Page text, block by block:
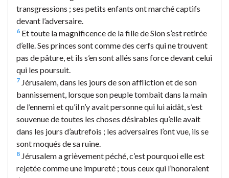
transgressions ; ses petits enfants ont marché captifs
devant l’adversaire.
6 Et toute la magnificence de la fille de Sion s’est retirée
d’elle. Ses princes sont comme des cerfs qui ne trouvent
pas de pâture, et ils s’en sont allés sans force devant celui
qui les poursuit.
7 Jérusalem, dans les jours de son affliction et de son
bannissement, lorsque son peuple tombait dans la main
de l’ennemi et qu’il n’y avait personne qui lui aidât, s’est
souvenue de toutes les choses désirables qu’elle avait
dans les jours d’autrefois ; les adversaires l’ont vue, ils se
sont moqués de sa ruine.
8 Jérusalem a grièvement péché, c’est pourquoi elle est
rejetée comme une impureté ; tous ceux qui l’honoraient